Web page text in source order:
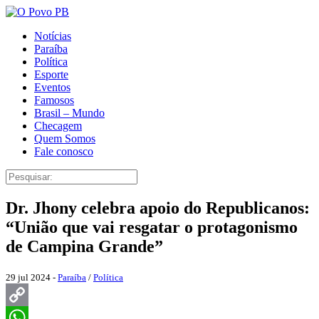
Notícias
Paraíba
Política
Esporte
Eventos
Famosos
Brasil – Mundo
Checagem
Quem Somos
Fale conosco
Dr. Jhony celebra apoio do Republicanos:
“União que vai resgatar o protagonismo
de Campina Grande”
29 jul 2024 - Paraíba / Política